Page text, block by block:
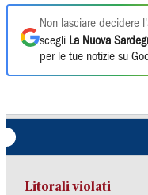
Non lasciare decidere
scegli La Nuova
per le tue notizie su
Litorali violati